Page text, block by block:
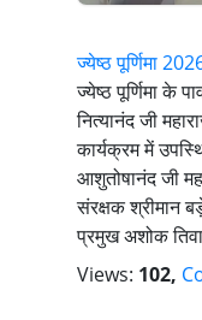
ज्येष्ठ पूर्णिमा
ज्येष्ठ पूर्णिमा के
नित्यानंद जी
कार्यक्रम में
आशुतोषानंद जी
संरक्षक श्रीमान
प्रमुख अशोक
Views: 102,